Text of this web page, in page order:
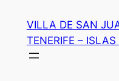
contenido
VILLA DE SAN
TENERIFE –